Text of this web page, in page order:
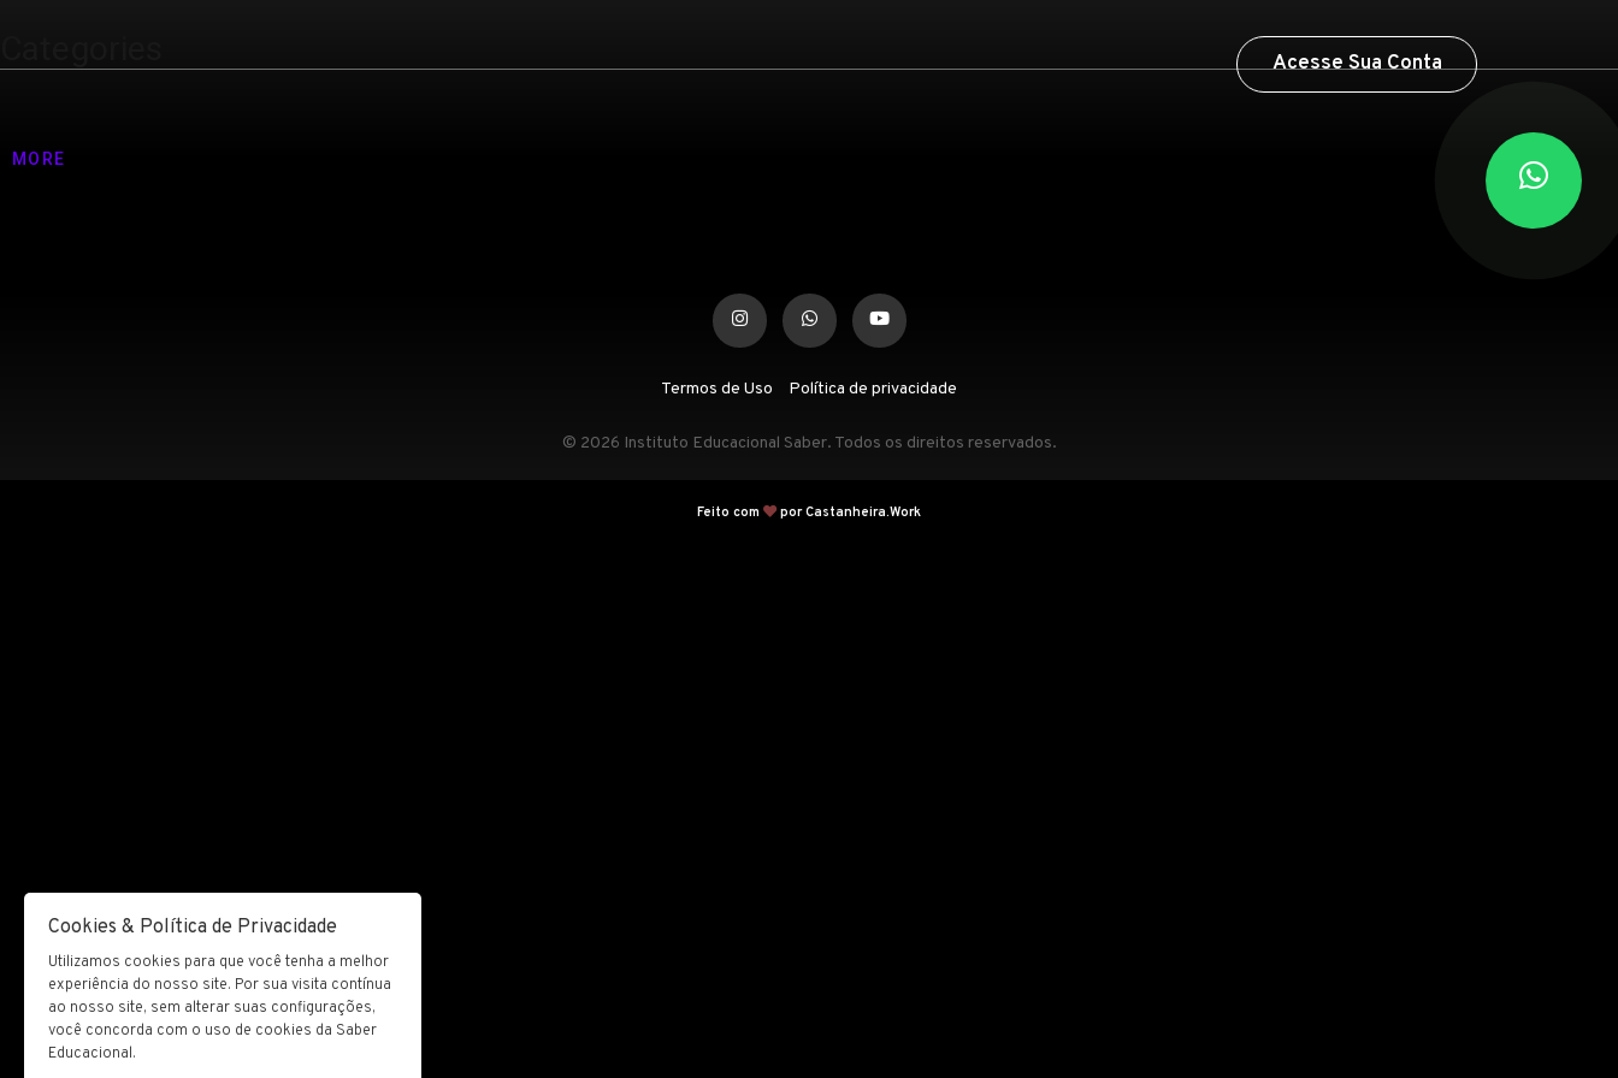
Acesse Sua Conta
MORE
Termos de Uso Política de privacidade
© 2026 Instituto Educacional Saber. Todos os direitos reservados.
Feito com por Castanheira.Work
Cookies & Política de Privacidade
Utilizamos cookies para que você tenha a melhor
experiência do nosso site. Por sua visita contínua
ao nosso site, sem alterar suas configurações,
você concorda com o uso de cookies da Saber
Educacional.